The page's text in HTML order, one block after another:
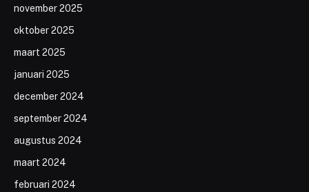
november 2025
oktober 2025
maart 2025
januari 2025
december 2024
september 2024
augustus 2024
maart 2024
februari 2024